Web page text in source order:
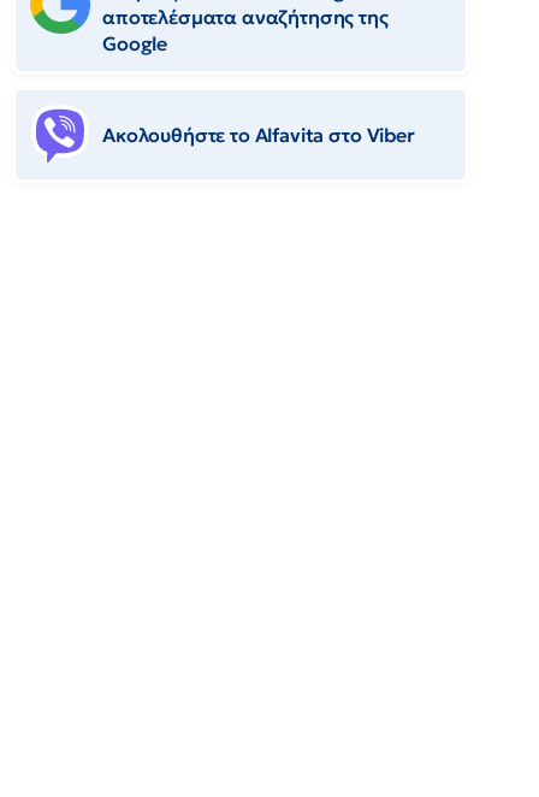
αποτελέσματα αναζήτησης της
Google
Ακολουθήστε το Αlfavita στο Viber